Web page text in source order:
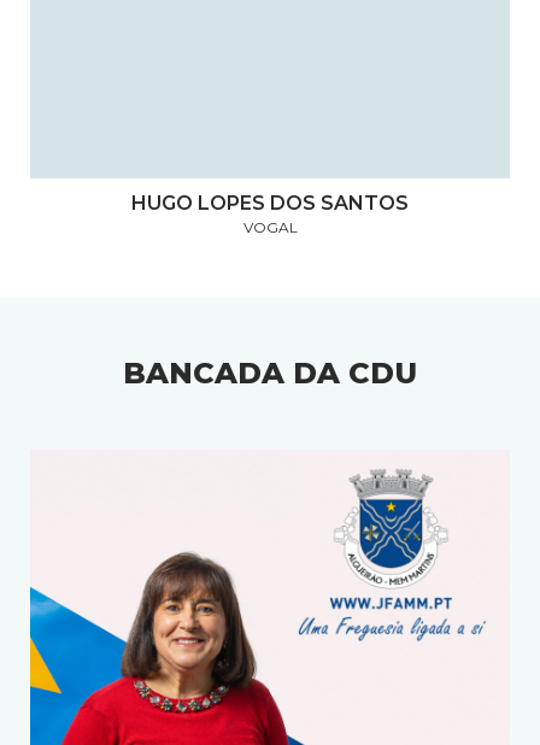
HUGO LOPES DOS SANTOS
VOGAL
BANCADA DA CDU